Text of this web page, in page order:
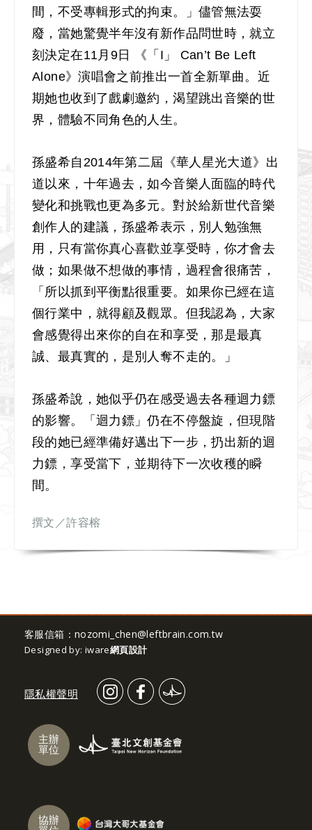
間，不受專輯形式的拘束。」儘管無法耍
廢，當她驚覺半年沒有新作品問世時，就立
刻決定在11月9日 《「I」 Can’t Be Left
Alone》演唱會之前推出一首全新單曲。近
期她也收到了戲劇邀約，渴望跳出音樂的世
界，體驗不同角色的人生。
孫盛希自2014年第二屆《華人星光大道》出
道以來，十年過去，如今音樂人面臨的時代
變化和挑戰也更為多元。對於給新世代音樂
創作人的建議，孫盛希表示，別人勉強無
用，只有當你真心喜歡並享受時，你才會去
做；如果做不想做的事情，過程會很痛苦，
「所以抓到平衡點很重要。如果你已經在這
個行業中，就得顧及觀眾。但我認為，大家
會感覺得出來你的自在和享受，那是最真
誠、最真實的，是別人奪不走的。」
孫盛希說，她似乎仍在感受過去各種迴力鏢
的影響。「迴力鏢」仍在不停盤旋，但現階
段的她已經準備好邁出下一步，扔出新的迴
力鏢，享受當下，並期待下一次收穫的瞬
間。
撰文／許容榕
客服信箱： nozomi_chen@leftbrain.com.tw
Designed by: iware網頁設計
隱私權聲明
主辦
單位
協辦